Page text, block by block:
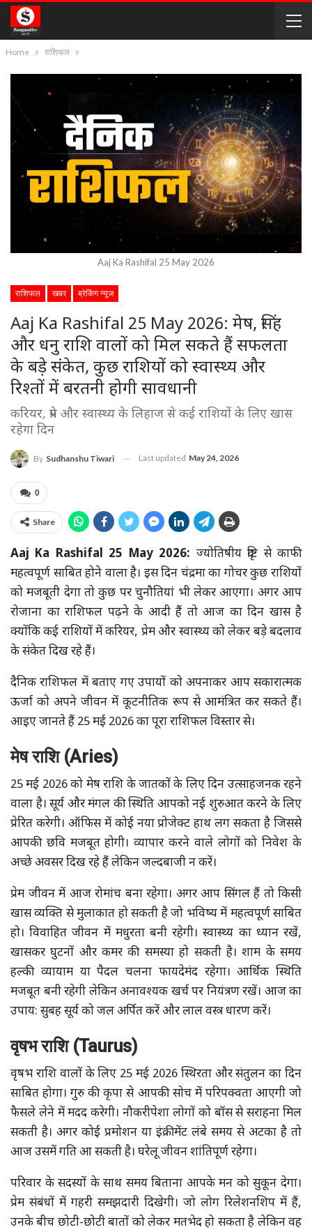
Home राशिफल
Aaj Ka Rashifal 25 May 2026
राशिफल खबर ब्रेकिंग न्यूज
Aaj Ka Rashifal 25 May 2026: मेष, सिंह
और धनु राशि वालों को मिल सकते हैं सफलता
के बड़े संकेत, कुछ राशियों को स्वास्थ्य और
रिश्तों में बरतनी होगी सावधानी
करियर, प्रेम और स्वास्थ्य के लिहाज से कई राशियों के लिए खास
रहेगा दिन
By Sudhanshu Tiwari Last updated May 24, 2026
0
Share
Aaj Ka Rashifal 25 May 2026: ज्योतिषीय दृष्टि से काफी
महत्वपूर्ण साबित होने वाला है। इस दिन चंद्रमा का गोचर कुछ राशियों
को मजबूती देगा तो कुछ पर चुनौतियां भी लेकर आएगा। अगर आप
रोजाना का राशिफल पढ़ने के आदी हैं तो आज का दिन खास है
क्योंकि कई राशियों में करियर, प्रेम और स्वास्थ्य को लेकर बड़े बदलाव
के संकेत दिख रहे हैं।
दैनिक राशिफल में बताए गए उपायों को अपनाकर आप सकारात्मक
ऊर्जा को अपने जीवन में कूटनीतिक रूप से आमंत्रित कर सकते हैं।
आइए जानते हैं 25 मई 2026 का पूरा राशिफल विस्तार से।
मेष राशि (Aries)
25 मई 2026 को मेष राशि के जातकों के लिए दिन उत्साहजनक रहने
वाला है। सूर्य और मंगल की स्थिति आपको नई शुरुआत करने के लिए
प्रेरित करेगी। ऑफिस में कोई नया प्रोजेक्ट हाथ लग सकता है जिससे
आपकी छवि मजबूत होगी। व्यापार करने वाले लोगों को निवेश के
अच्छे अवसर दिख रहे हैं लेकिन जल्दबाजी न करें।
प्रेम जीवन में आज रोमांच बना रहेगा। अगर आप सिंगल हैं तो किसी
खास व्यक्ति से मुलाकात हो सकती है जो भविष्य में महत्वपूर्ण साबित
हो। विवाहित जीवन में मधुरता बनी रहेगी। स्वास्थ्य का ध्यान रखें,
खासकर घुटनों और कमर की समस्या हो सकती है। शाम के समय
हल्की व्यायाम या पैदल चलना फायदेमंद रहेगा। आर्थिक स्थिति
मजबूत बनी रहेगी लेकिन अनावश्यक खर्च पर नियंत्रण रखें। आज का
उपाय: सुबह सूर्य को जल अर्पित करें और लाल वस्त्र धारण करें।
वृषभ राशि (Taurus)
वृषभ राशि वालों के लिए 25 मई 2026 स्थिरता और संतुलन का दिन
साबित होगा। गुरु की कृपा से आपकी सोच में परिपक्वता आएगी जो
फैसले लेने में मदद करेगी। नौकरीपेशा लोगों को बॉस से सराहना मिल
सकती है। अगर कोई प्रमोशन या इंक्रीमेंट लंबे समय से अटका है तो
आज उसमें गति आ सकती है। घरेलू जीवन शांतिपूर्ण रहेगा।
परिवार के सदस्यों के साथ समय बिताना आपके मन को सुकून देगा।
प्रेम संबंधों में गहरी समझदारी दिखेगी। जो लोग रिलेशनशिप में हैं,
उनके बीच छोटी-छोटी बातों को लेकर मतभेद हो सकता है लेकिन वह